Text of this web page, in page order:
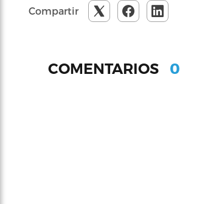
Compartir
COMENTARIOS 0